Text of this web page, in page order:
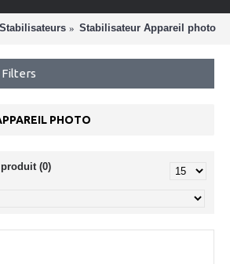
Stabilisateurs Stabilisateur Appareil photo
PHOTO
(0)